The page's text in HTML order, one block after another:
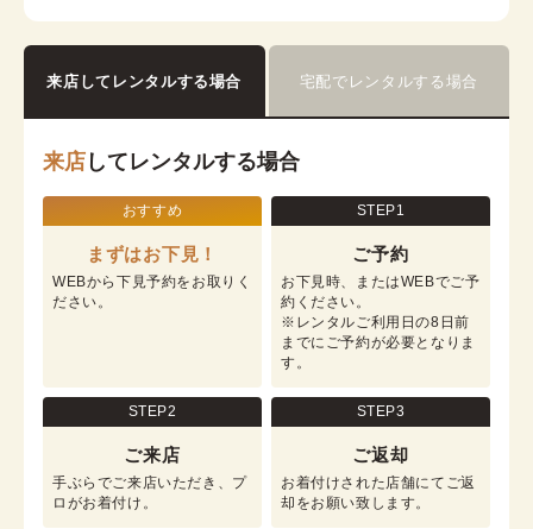
来店してレンタルする場合 宅配でレンタルする場合
来店 してレンタルする場合
おすすめ
まずはお下見！
WEBから下見予約をお取りく
ださい。
STEP1
ご予約
お下見時、またはWEBでご予
約ください。
※レンタルご利用日の8日前
までにご予約が必要となりま
す。
STEP2
ご来店
手ぶらでご来店いただき、プ
ロがお着付け。
STEP3
ご返却
お着付けされた店舗にてご返
却をお願い致します。